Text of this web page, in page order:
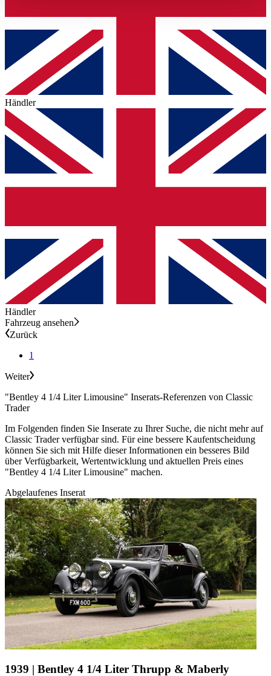
gesammelt haben.Datenschutzerklärung
Händler
Händler
Fahrzeug ansehen
Zurück
1
Weiter
"Bentley 4 1/4 Liter Limousine" Inserats-Referenzen von Classic
Trader
Im Folgenden finden Sie Inserate zu Ihrer Suche, die nicht mehr auf
Classic Trader verfügbar sind. Für eine bessere Kaufentscheidung
können Sie sich mit Hilfe dieser Informationen ein besseres Bild
über Verfügbarkeit, Wertentwicklung und aktuellen Preis eines
"Bentley 4 1/4 Liter Limousine" machen.
Abgelaufenes Inserat
1939 | Bentley 4 1/4 Liter Thrupp & Maberly